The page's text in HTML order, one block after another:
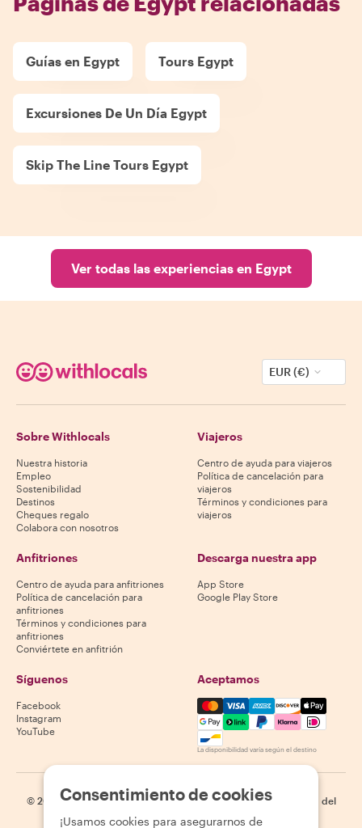
Guías en Egypt Tours Egypt
Excursiones De Un Día Egypt
Skip The Line Tours Egypt
Ver todas las experiencias en Egypt
EUR (€)
Sobre Withlocals
Nuestra historia
Empleo
Sostenibilidad
Destinos
Cheques regalo
Colabora con nosotros
Viajeros
Centro de ayuda para viajeros
Política de cancelación para
viajeros
Términos y condiciones para
viajeros
Anfitriones
Centro de ayuda para anfitriones
Política de cancelación para
anfitriones
Términos y condiciones para
anfitriones
Conviértete en anfitrión
Descarga nuestra app
App Store
Google Play Store
Síguenos
Facebook
Instagram
YouTube
Aceptamos
Mastercard, Visa, Amex,
La disponibilidad varía según el destino
© 2026 Withlocals.com | Política de privacidad | Cookies
Mapa del
Consentimiento de cookies
¡Usamos cookies para asegurarnos de